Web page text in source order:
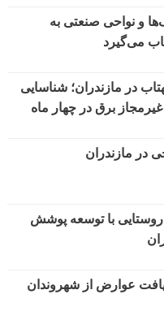
و نواحی صنعتی به
می‌گیرد
در مازندران؛ شناسایی
در مازندران
روستایی با توسعه پوشش
عوارض از شهروندان